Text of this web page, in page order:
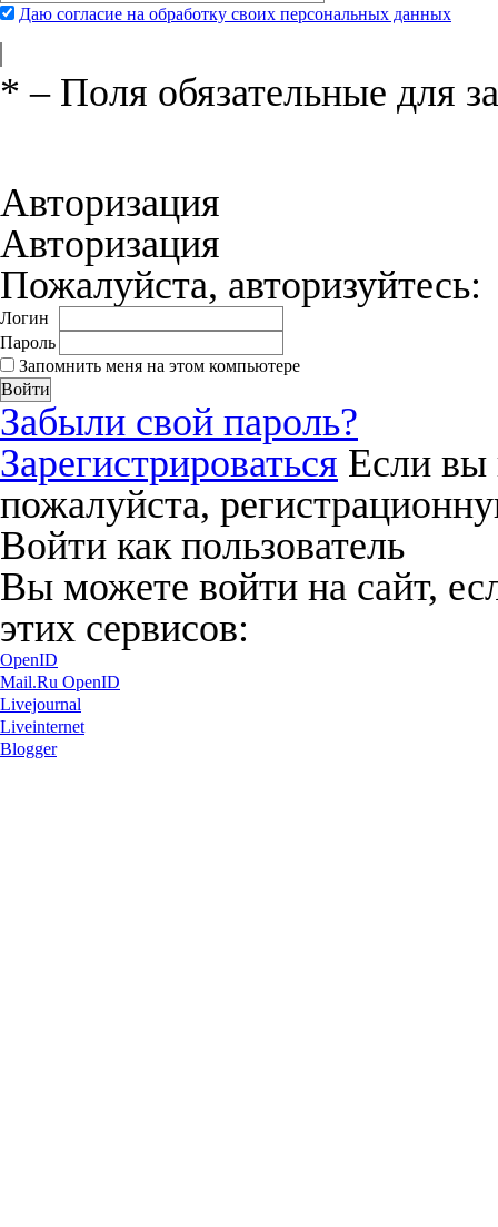
Даю согласие на обработку своих персональных данных
* – Поля обязательные для
Авторизация
Авторизация
Пожалуйста, авторизуйтесь:
Логин
Пароль
Запомнить меня на этом компьютере
Забыли свой пароль?
Зарегистрироваться Если вы
пожалуйста,
Войти как пользователь
Вы можете войти на сайт,
этих сервисов:
OpenID
Mail.Ru OpenID
Livejournal
Liveinternet
Blogger